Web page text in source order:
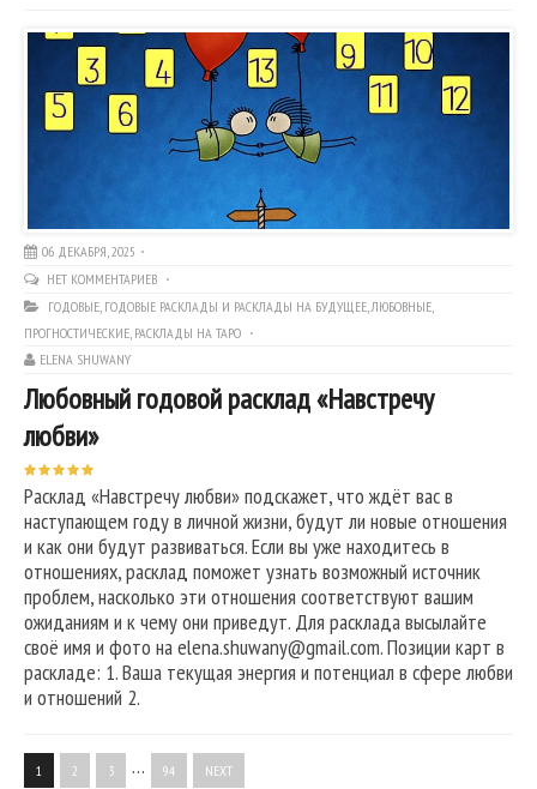
06 ДЕКАБРЯ, 2025
НЕТ КОММЕНТАРИЕВ
ГОДОВЫЕ ГОДОВЫЕ РАСКЛАДЫ И РАСКЛАДЫ НА БУДУЩЕЕ ЛЮБОВНЫЕ
ПРОГНОСТИЧЕСКИЕ РАСКЛАДЫ НА ТАРО
ELENA SHUWANY
Любовный годовой расклад «Навстречу
любви»
Расклад «Навстречу любви» подскажет, что ждёт вас в
наступающем году в личной жизни, будут ли новые отношения
и как они будут развиваться. Если вы уже находитесь в
отношениях, расклад поможет узнать возможный источник
проблем, насколько эти отношения соответствуют вашим
ожиданиям и к чему они приведут. Для расклада высылайте
своё имя и фото на elena.shuwany@gmail.com. Позиции карт в
раскладе: 1. Ваша текущая энергия и потенциал в сфере любви
и отношений 2.
1 2 3 … 94 NEXT